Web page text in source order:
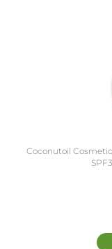
Coconutoil